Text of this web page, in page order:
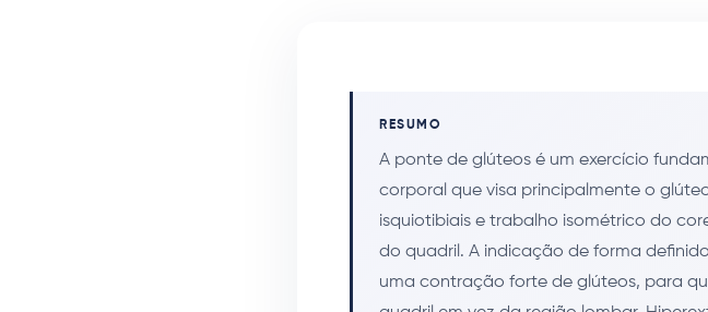
RESUMO
A ponte de glúteos é um exercício
corporal que visa principalmente o
isquiotibiais e trabalho isométrico do
do quadril. A indicação de forma
uma contração forte de glúteos, para